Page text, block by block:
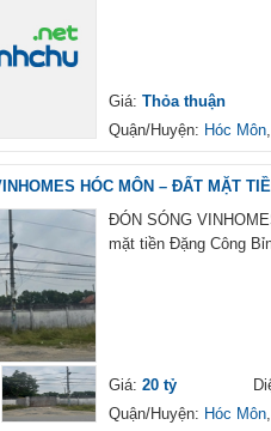
Giá: Thỏa thuận
Quận/Huyện: Hóc Môn,
HÓC MÔN – ĐẤT MẶT
ĐÓN SÓNG
mặt tiền Đặng Công
Giá: 20 tỷ
Quận/Huyện: Hóc Môn,